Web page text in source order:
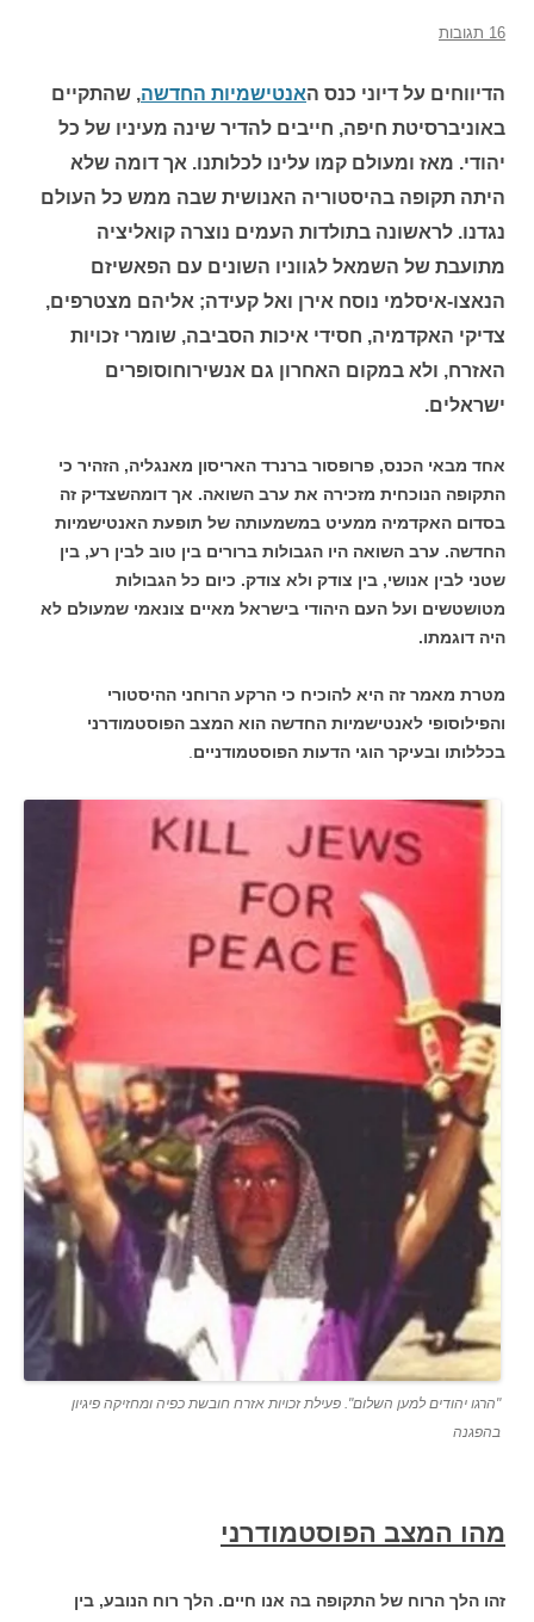
16 תגובות
הדיווחים על דיוני כנס האנטישמיות החדשה, שהתקיים
באוניברסיטת חיפה, חייבים להדיר שינה מעיניו של כל
יהודי. מאז ומעולם קמו עלינו לכלותנו. אך דומה שלא
היתה תקופה בהיסטוריה האנושית שבה ממש כל העולם
נגדנו. לראשונה בתולדות העמים נוצרה קואליציה
מתועבת של השמאל לגווניו השונים עם הפאשיזם
הנאצו-איסלמי נוסח אירן ואל קעידה; אליהם מצטרפים,
צדיקי האקדמיה, חסידי איכות הסביבה, שומרי זכויות
האזרח, ולא במקום האחרון גם אנשירוחוסופרים
ישראלים.
אחד מבאי הכנס, פרופסור ברנרד האריסון מאנגליה, הזהיר כי
התקופה הנוכחית מזכירה את ערב השואה. אך דומהשצדיק זה
בסדום האקדמיה ממעיט במשמעותה של תופעת האנטישמיות
החדשה. ערב השואה היו הגבולות ברורים בין טוב לבין רע, בין
שטני לבין אנושי, בין צודק ולא צודק. כיום כל הגבולות
מטושטשים ועל העם היהודי בישראל מאיים צונאמי שמעולם לא
היה דוגמתו.
מטרת מאמר זה היא להוכיח כי הרקע הרוחני ההיסטורי
והפילוסופי לאנטישמיות החדשה הוא המצב הפוסטמודרני
בכללותו ובעיקר הוגי הדעות הפוסטמודניים.
"הרגו יהודים למען השלום". פעילת זכויות אזרח חובשת כפיה ומחזיקה פיגיון
בהפגנה
מהו המצב הפוסטמודרני
זהו הלך הרוח של התקופה בה אנו חיים. הלך רוח הנובע, בין